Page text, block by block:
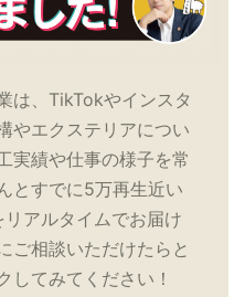
は、TikTokやインスタ
やエクステリアについ
実績や仕事の様子を常
とすでに5万再生近い
アルタイムでお届け
ご相談いただけたらと
してみてください！